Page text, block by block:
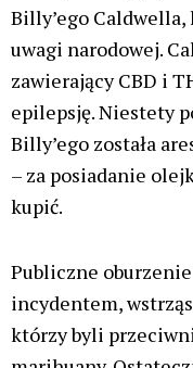
Billy’ego
uwagi narodowej.
zawierający CBD i
epilepsję. Niestety
Billy’ego została
– za posiadanie
kupić.
Publiczne
incydentem,
którzy byli